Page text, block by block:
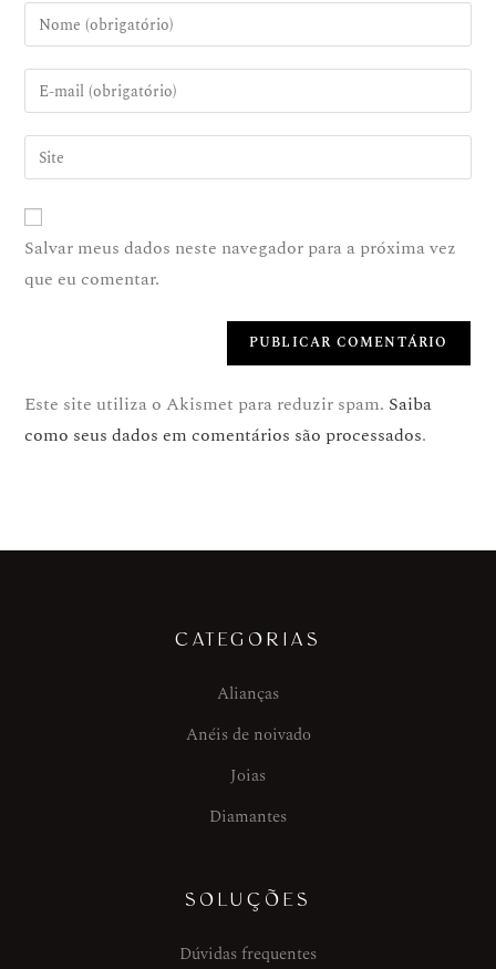
Salvar meus dados neste navegador para a próxima vez
que eu comentar.
Este site utiliza o Akismet para reduzir spam. Saiba
como seus dados em comentários são processados.
CATEGORIAS
Alianças
Anéis de noivado
Joias
Diamantes
SOLUÇÕES
Dúvidas frequentes